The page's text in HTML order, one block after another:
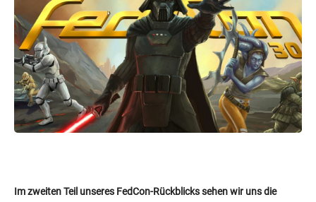
Im zweiten Teil unseres FedCon-Rückblicks sehen wir uns die